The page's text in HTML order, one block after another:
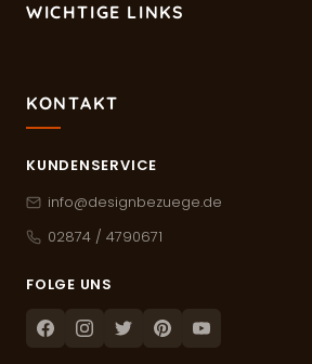
WICHTIGE LINKS
KONTAKT
KUNDENSERVICE
info@designbezuege.de
02874 / 4790671
FOLGE UNS
FacebookInstagram
TwitterPinterestYoutube